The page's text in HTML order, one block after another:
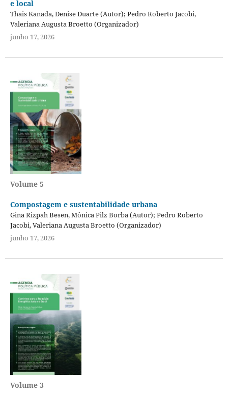
e local
Thais Kanada, Denise Duarte (Autor); Pedro Roberto Jacobi,
Valeriana Augusta Broetto (Organizador)
junho 17, 2026
Volume 5
Compostagem e sustentabilidade urbana
Gina Rizpah Besen, Mônica Pilz Borba (Autor); Pedro Roberto
Jacobi, Valeriana Augusta Broetto (Organizador)
junho 17, 2026
Volume 3